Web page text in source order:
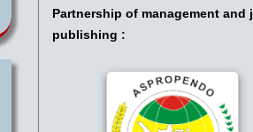
Partnership of management and
publishing :